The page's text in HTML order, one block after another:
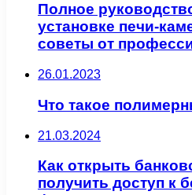
Полное
установке печи-
советы от
26.01.2023
Что такое
21.03.2024
Как открыть
получить доступ к